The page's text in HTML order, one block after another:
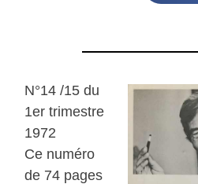
N°14 /15 du
1er trimestre
1972
Ce numéro
de 74 pages